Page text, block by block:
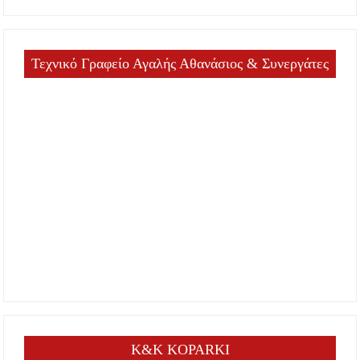
Τεχνικό Γραφείο Αγαλής Αθανάσιος & Συνεργάτες
K&K KOPARKI